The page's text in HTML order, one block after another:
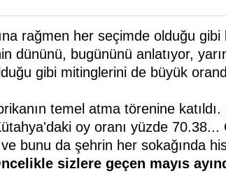
rağmen her seçimde olduğu
bugününü anlatıyor,
gibi mitinglerini de büyük
temel atma törenine
oy oranı yüzde
ve bunu da şehrin her sokağında
sizlere geçen mayıs